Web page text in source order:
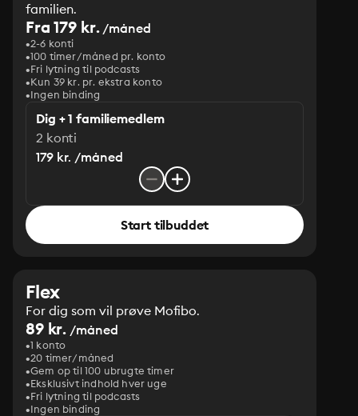
familien.
Fra 179 kr./måned
2-6 konti
100 timer/måned pr. konto
Fri lytning til podcasts
Kun 39 kr. pr. ekstra konto
Ingen binding
Dig + 1 familiemedlem
2 konti
179 kr. /måned
Start tilbuddet
Flex
For dig som vil prøve Mofibo.
89 kr. /måned
1 konto
20 timer/måned
Gem op til 100 ubrugte timer
Eksklusivt indhold hver uge
Fri lytning til podcasts
Ingen binding